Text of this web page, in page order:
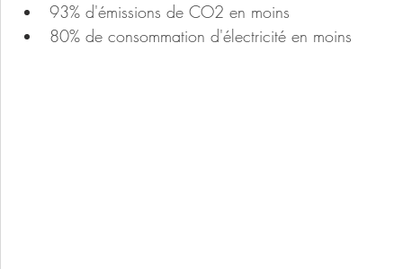
93% d'émissions de CO2 en moins
80% de consommation d'électricité en moins